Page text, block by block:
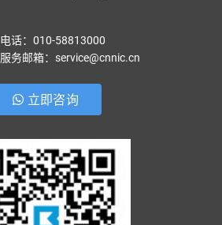
电话：010-58813000
服务邮箱：service@cnnic.cn
立即咨询